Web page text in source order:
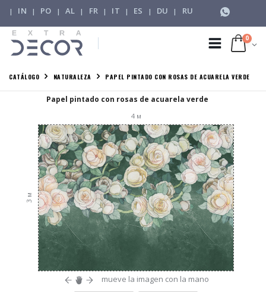
| IN | PO | AL | FR | IT | ES | DU | RU
0
CATÁLOGO NATURALEZA PAPEL PINTADO CON ROSAS DE ACUARELA VERDE
Papel pintado con rosas de acuarela verde
4м
3
м
mueve la imagen con la mano